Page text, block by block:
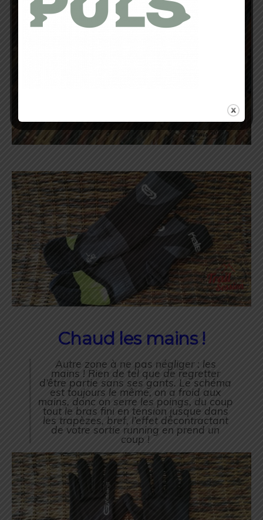
Chaud les mains !
Autre zone à ne pas négliger : les
mains ! Rien de tel que de regretter
d’être partie sans ses gants. Le schéma
est toujours le même, on a froid aux
mains, donc on serre les poings, du coup
tout le bras fini en tension jusque dans
les trapèzes, bref, l’effet décontractant
de votre sortie running en prend un
coup !